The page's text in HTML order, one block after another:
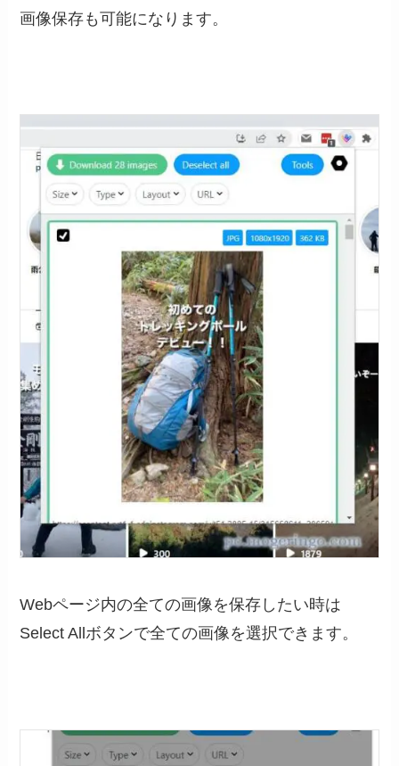
画像保存も可能になります。
Webページ内の全ての画像を保存したい時は
Select Allボタンで全ての画像を選択できます。